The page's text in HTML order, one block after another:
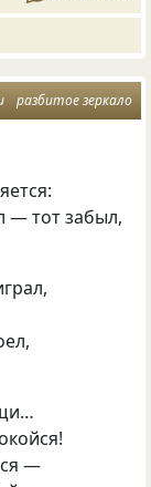
разбитое зеркало
— тот забыл,
—